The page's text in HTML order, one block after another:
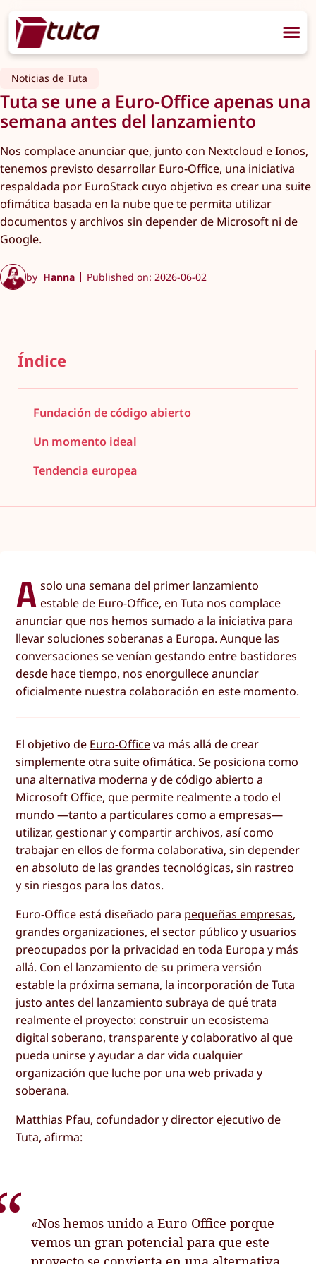
Noticias de Tuta
Tuta se une a Euro-Office apenas una
semana antes del lanzamiento
Nos complace anunciar que, junto con Nextcloud e Ionos,
tenemos previsto desarrollar Euro-Office, una iniciativa
respaldada por EuroStack cuyo objetivo es crear una suite
ofimática basada en la nube que te permita utilizar
documentos y archivos sin depender de Microsoft ni de
Google.
by Hanna Published on: 2026-06-02
Índice
Fundación de código abierto
Un momento ideal
Tendencia europea
A solo una semana del primer lanzamiento
estable de Euro-Office, en Tuta nos complace
anunciar que nos hemos sumado a la iniciativa para
llevar soluciones soberanas a Europa. Aunque las
conversaciones se venían gestando entre bastidores
desde hace tiempo, nos enorgullece anunciar
oficialmente nuestra colaboración en este momento.
El objetivo de Euro-Officeva más allá de crear
simplemente otra suite ofimática. Se posiciona como
una alternativa moderna y de código abierto a
Microsoft Office, que permite realmente a todo el
mundo —tanto a particulares como a empresas—
utilizar, gestionar y compartir archivos, así como
trabajar en ellos de forma colaborativa, sin depender
en absoluto de las grandes tecnológicas, sin rastreo
y sin riesgos para los datos.
Euro-Office está diseñado para pequeñas empresas,
grandes organizaciones, el sector público y usuarios
preocupados por la privacidad en toda Europa y más
allá. Con el lanzamiento de su primera versión
estable la próxima semana, la incorporación de Tuta
justo antes del lanzamiento subraya de qué trata
realmente el proyecto: construir un ecosistema
digital soberano, transparente y colaborativo al que
pueda unirse y ayudar a dar vida cualquier
organización que luche por una web privada y
soberana.
Matthias Pfau, cofundador y director ejecutivo de
Tuta, afirma:
«Nos hemos unido a Euro-Office porque
vemos un gran potencial para que este